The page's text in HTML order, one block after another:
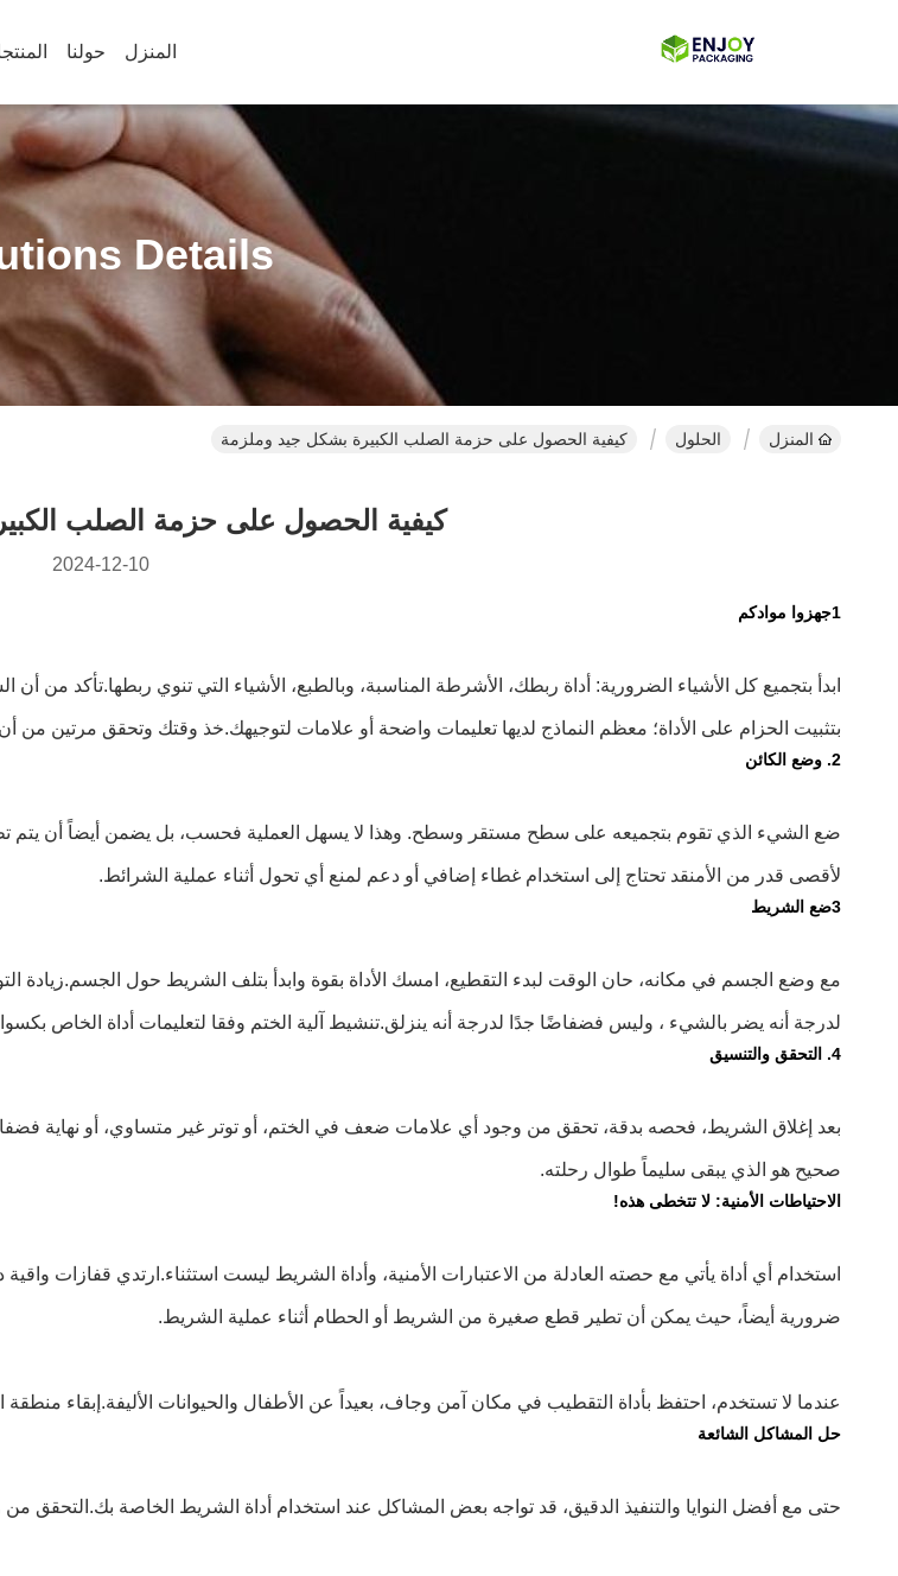
المنزل حولنا
Details
المنزل الحلول كيفية الحصول على حزمة الصلب الكبيرة بشكل جيد وملزمة
كيفية الحصول على حزمة الصلب
2024-12-10
1جهزوا موادكم
ابدأ بتجميع كل الأشياء الضرورية: أداة ربطك، الأشرطة المناسبة، وبالطبع، الأشياء التي تنوي ربطها.تأكد
بتثبيت الحزام على الأداة؛ معظم النماذج لديها تعليمات واضحة أو علامات لتوجيهك.خذ وقتك وتحقق مرتين من
2. وضع الكائن
ضع الشيء الذي تقوم بتجميعه على سطح مستقر وسطح. وهذا لا يسهل العملية فحسب، بل يضمن أيضاً أن يتم
لأقصى قدر من الأمنقد تحتاج إلى استخدام غطاء إضافي أو دعم لمنع أي تحول أثناء عملية الشرائط.
3ضع الشريط
مع وضع الجسم في مكانه، حان الوقت لبدء التقطيع، امسك الأداة بقوة وابدأ بتلف الشريط حول الجسم.زيادة
لدرجة أنه يضر بالشيء ، وليس فضفاضًا جدًا لدرجة أنه ينزلق.تنشيط آلية الختم وفقا لتعليمات أداة الخاص
4. التحقق والتنسيق
بعد إغلاق الشريط، فحصه بدقة، تحقق من وجود أي علامات ضعف في الختم، أو توتر غير متساوي، أو نهاية
صحيح هو الذي يبقى سليماً طوال رحلته.
الاحتياطات الأمنية: لا تتخطى هذه!
استخدام أي أداة يأتي مع حصته العادلة من الاعتبارات الأمنية، وأداة الشريط ليست استثناء.ارتدي قفازات
ضرورية أيضاً، حيث يمكن أن تطير قطع صغيرة من الشريط أو الحطام أثناء عملية الشريط.
عندما لا تستخدم، احتفظ بأداة التقطيب في مكان آمن وجاف، بعيداً عن الأطفال والحيوانات الأليفة.إبقاء
حل المشاكل الشائعة
حتى مع أفضل النوايا والتنفيذ الدقيق، قد تواجه بعض المشاكل عند استخدام أداة الشريط الخاصة بك.التحقق